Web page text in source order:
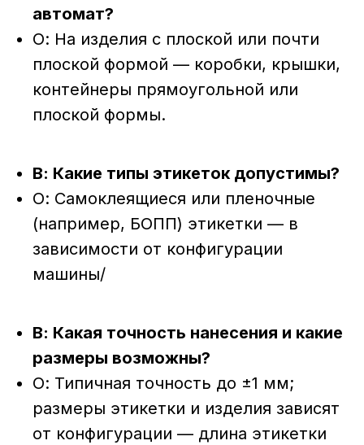
автомат?
О: На изделия с плоской или почти
плоской формой — коробки, крышки,
контейнеры прямоугольной или
плоской формы.
В: Какие типы этикеток допустимы?
О: Самоклеящиеся или пленочные
(например, БОПП) этикетки — в
зависимости от конфигурации
машины/
В: Какая точность нанесения и какие
размеры возможны?
О: Типичная точность до ±1 мм;
размеры этикетки и изделия зависят
от конфигурации — длина этикетки